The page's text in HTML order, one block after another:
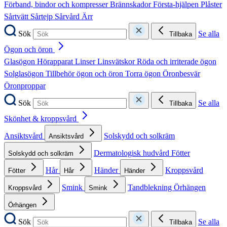
Förband, bindor och kompresserBrännskadorFörsta-hjälpen Plåster
Sårtvätt Sårtejp Sårvård Ärr
Sök
Tillbaka
Se alla
Ögon och öron
Glasögon HörapparatLinserLinsvätskorRöda och irriterade ögon
Solglasögon Tillbehör ögon och öron Torra ögon Öronbesvär
Öronproppar
Sök
Tillbaka
Se alla
Skönhet & kroppsvård
Ansiktsvård
Ansiktsvård Solskydd och solkräm
Solskydd och solkräm Dermatologisk hudvård Fötter
Fötter Hår Hår Händer Händer Kroppsvård
Kroppsvård Smink Smink Tandblekning Örhängen
Örhängen
Sök Tillbaka
Se alla